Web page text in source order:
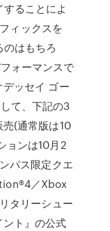
ることによ
ィックスを
はもちろ
ォーマンスで
ッセイ ゴー
て、下記の3
(通常版は10
ョンは10月2
パス限定クエ
／Xbox
タリーシュー
ト』の公式